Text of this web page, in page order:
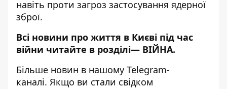
навіть проти загроз застосування ядерної
зброї.
Всі новини про життя в Києві під час
війни читайте в розділі— ВІЙНА.
Більше новин в нашому Telegram-
каналі. Якщо ви стали свідком